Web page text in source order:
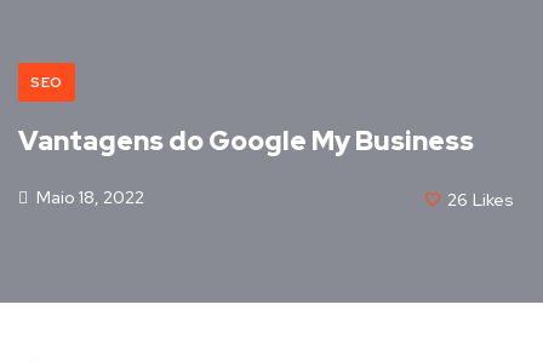
SEO
Vantagens do Google My Business
Maio 18, 2022 26 Likes